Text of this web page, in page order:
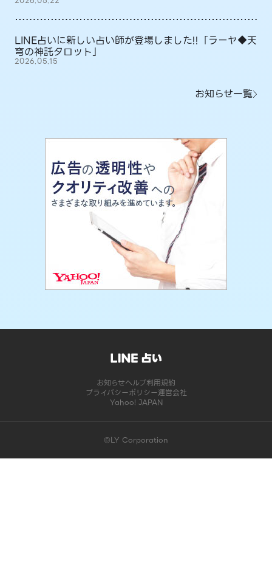
LINE占いに新しい占い師が登場しました!!「ラーヤ◆天
穹の神託タロット」
2026.05.15
お知らせ一覧
お知らせヘルプ利用規約
プライバシーポリシー運営会社
Yahoo! JAPAN
©LY Corporation
このコンテンツは掲載が終了しました | LINE占い